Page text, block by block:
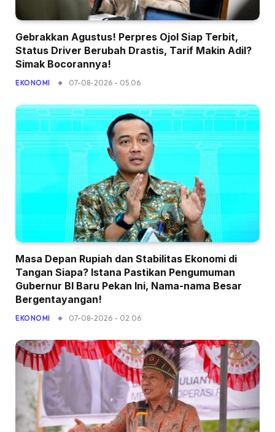
Gebrakkan Agustus! Perpres Ojol Siap Terbit,
Status Driver Berubah Drastis, Tarif Makin Adil?
Simak Bocorannya!
EKONOMI 07-08-2026 - 05.06
Masa Depan Rupiah dan Stabilitas Ekonomi di
Tangan Siapa? Istana Pastikan Pengumuman
Gubernur BI Baru Pekan Ini, Nama-nama Besar
Bergentayangan!
EKONOMI 07-08-2026 - 02.06